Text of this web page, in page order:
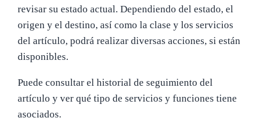
revisar su estado actual. Dependiendo del estado, el
origen y el destino, así como la clase y los servicios
del artículo, podrá realizar diversas acciones, si están
disponibles.
Puede consultar el historial de seguimiento del
artículo y ver qué tipo de servicios y funciones tiene
asociados.